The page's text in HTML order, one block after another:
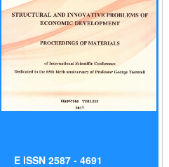
E ISSN 2587 - 4691